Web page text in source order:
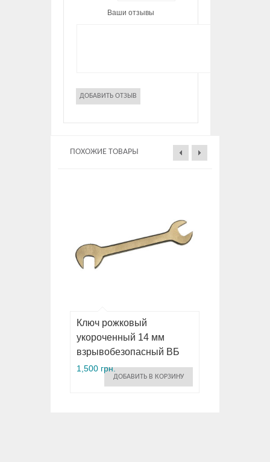
Ваши отзывы
ПОХОЖИЕ ТОВАРЫ
Ключ рожковый
укороченный 14 мм
взрывобезопасный ВБ
1,500 грн.
ДОБАВИТЬ В КОРЗИНУ